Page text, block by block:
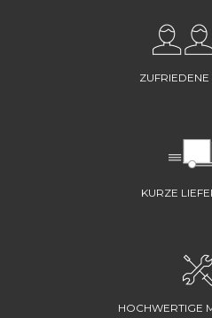
KURZE
HOCHWERTIGE